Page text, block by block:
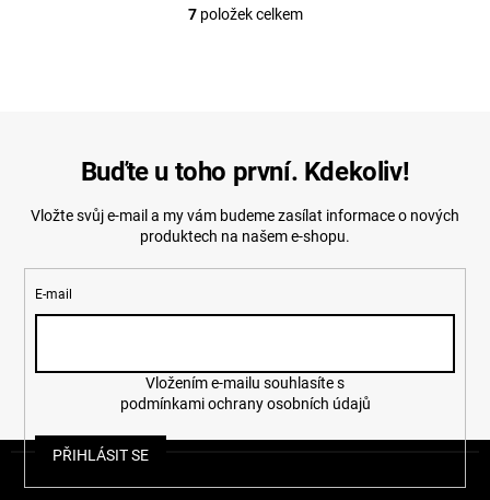
O
í
p
v
k
p
u
7položek celkem
Buďte u toho první. Kdekoliv!
Vložte svůj e-mail a my vám budeme zasílat informace o nových
produktech na našem e-shopu.
E-mail
podmínkami ochrany osobních údajů
PŘIHLÁSIT SE